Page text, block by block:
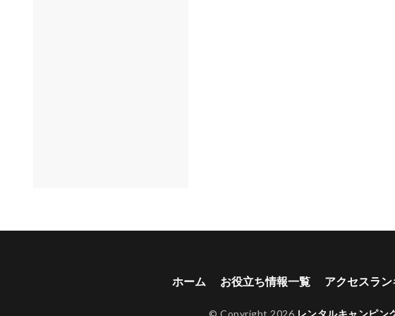
ホーム お役立ち情報一覧 アクセスラ
© Copyright 2026 レンタルキャンピン